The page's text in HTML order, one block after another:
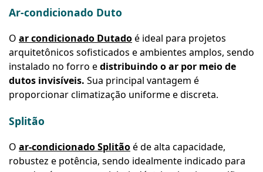
Ar-condicionado Duto
O ar condicionado Dutadoé ideal para projetos
arquitetônicos sofisticados e ambientes amplos, sendo
instalado no forro edistribuindo o ar por meio de
dutos invisíveis. Sua principal vantagem é
proporcionar climatização uniforme e discreta.
Splitão
O ar-condicionado Splitãoé de alta capacidade,
robustez e potência, sendo idealmente indicado para